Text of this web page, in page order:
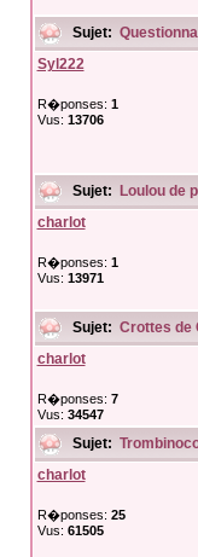
Sujet:
Syl222
R�ponses: 1
Vus: 13706
Sujet:
Loulou de
charlot
R�ponses: 1
Vus: 13971
Sujet: Crottes de
charlot
R�ponses: 7
Vus: 34547
Sujet:
charlot
R�ponses: 25
Vus: 61505